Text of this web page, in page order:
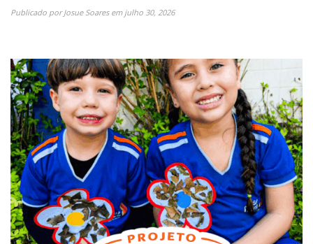
Publicado porJosue Soaresem julho 30, 2026